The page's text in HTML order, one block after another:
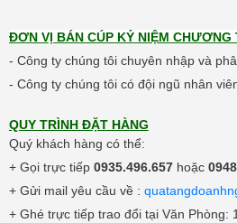
ĐƠN VỊ BÁN CÚP KỶ NIỆM
- Công ty chúng tôi chuyên nhập và
- Công ty chúng tôi có đội ngũ nhân
QUY TRÌNH ĐẶT HÀNG
Quý khách hàng có thể:
+ Gọi trực tiếp 0935.496.657hoặc
+ Gửi mail yêu cầu về :
+ Ghé trực tiếp trao đổi tại Văn